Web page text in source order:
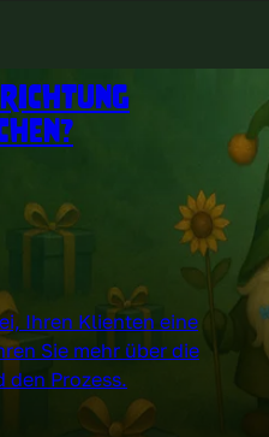
Ihren Klienten eine
Sie mehr über die
Prozess.